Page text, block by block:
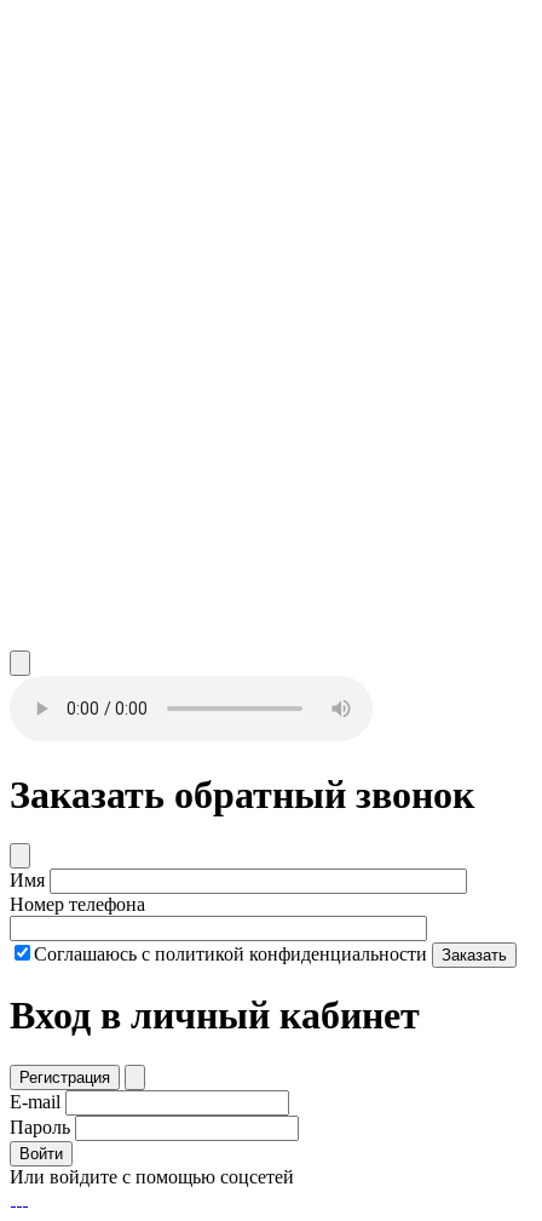
Заказать обратный звонок
Имя
Номер телефона
Соглашаюсь с политикой конфиденциальности Заказать
Вход в личный кабинет
Регистрация
E-mail
Пароль
Войти
Или войдите с помощью соцсетей